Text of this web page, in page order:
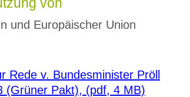
von
und Europäischer Union
Rede v. Bundesminister Pröll
(Grüner Pakt), (pdf, 4 MB)